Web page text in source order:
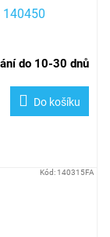
140450
do 10-30 dnů
Do košíku
Kód: 140315FA